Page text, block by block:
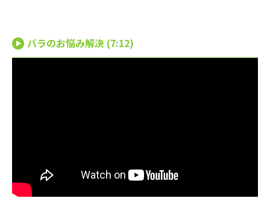
バラのお悩み解決 (7:12)